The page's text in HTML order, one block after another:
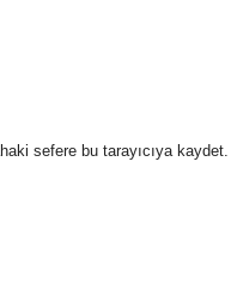
sefere bu tarayıcıya kaydet.